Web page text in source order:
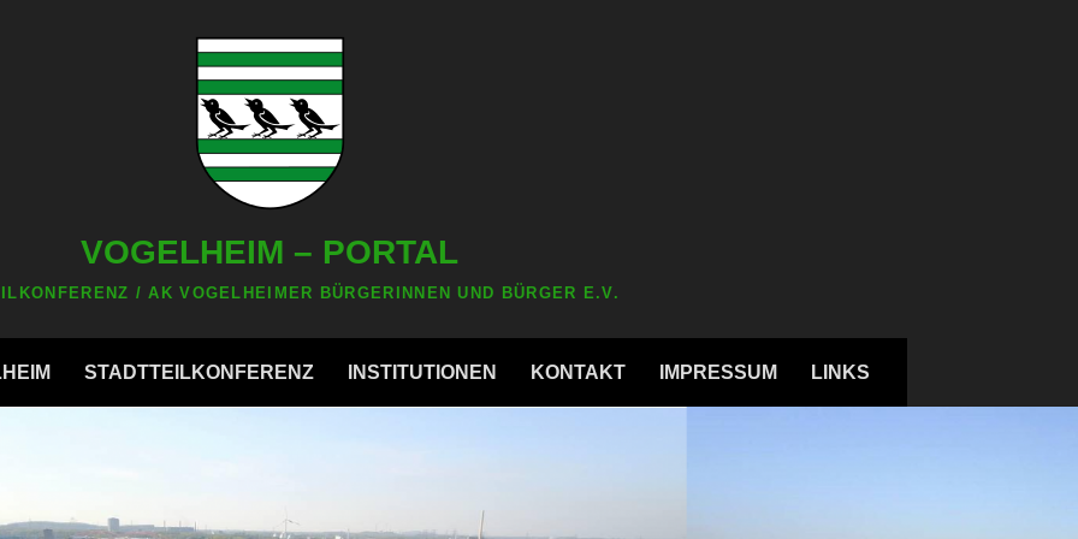
VOGELHEIM – PORTAL
/ AK VOGELHEIMER BÜRGERINNEN UND BÜRGER E.V.
STADTTEILKONFERENZ INSTITUTIONEN KONTAKT IMPRESSUM LINKS